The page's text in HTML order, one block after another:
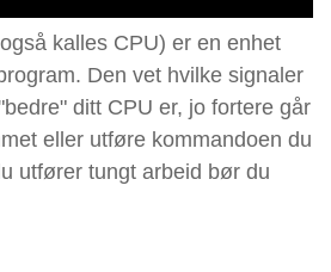
kalles CPU) er en enhet
Den vet hvilke signaler
ditt CPU er, jo fortere går
eller utføre kommandoen du
utfører tungt arbeid bør du